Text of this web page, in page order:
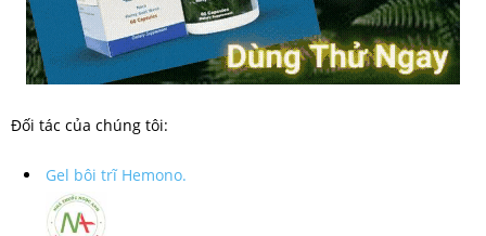
Đối tác của chúng tôi:
Gel bôi trĩ Hemono.